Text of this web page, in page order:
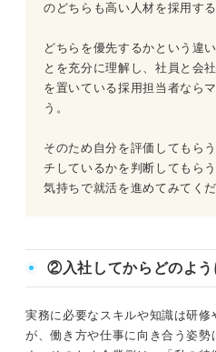
のどちらも高い人材を採用す
どちらを優先するかという違
とを充分に理解し、社員と会
を置いている採用担当者なら
う。
そのため自分を評価してもら
チしているかを判断してもら
気持ちで就活を進めてみてくだ
②入社してからどのよう
実務に必要なスキルや知識は研修
が、働き方や仕事に向き合う姿